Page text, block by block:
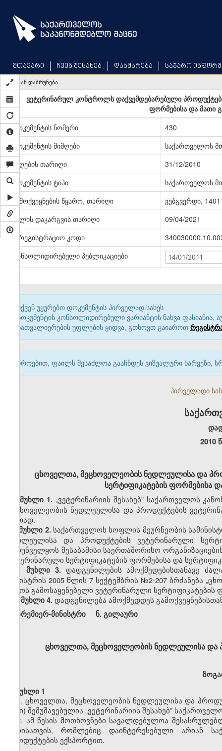
main
content
მთავარი ჩვენ შესახებ დახმარება საჯარო
უკან დაბრუნება
ვეტერინარულ კონტროლს დაქვემდებარებული
ფორმებისა და მათი
დოკუმენტის ნომერი
430
დოკუმენტის მიმღები
საქართველოს
მიღების თარიღი
31/12/2010
დოკუმენტის ტიპი
საქართველოს
გამოქვეყნების წყარო, თარიღი
ვებგვერდი,
ძალის დაკარგვის თარიღი
09/04/2021
სარეგისტრაციო კოდი
კონსოლიდირებული პუბლიკაციები
14/01/2011
თქვენ უყურებთ დოკუმენტის პირველად სახეს
დოკუმენტის კონსოლიდირებული ვარიანტის ნახვა ფასიანია,
დათვალიერების უფლების ყიდვა, გთხოვთ გაიაროთ
დროებით, ფაილს შესაძლოა გააჩნდეს ვიზუალური ხარვეზი,
პირველადი
2010
ცხოველთა, მეცხოველეობის ნედლეულისა და
სერტიფიკატების ფორმებისა
მუხლი 1. „ვეტერინარიის შესახებ” საქართველოს
მეცხოველეობის ნედლეულისა და პროდუქტების
ერთად.
მუხლი 2. საქართველოს სოფლის მეურნეობის
ნედლეულისა და პროდუქტების ვეტერინარული
უზრუნველყოს შესაბამისი საერთაშორისო
ვეტერინარული სერტიფიკატების ფორმებისა და
მუხლი 3. დადგენილების ამოქმედებისთანავე
მინისტრის 2005 წლის 7 სექტემბრის №2-207 ბრძანება
დროს გამოსაყენებელი ვეტერინარული სერტიფიკატების
მუხლი 4. დადგენილება ამოქმედდეს
პრემიერ-მინისტრი ნ. გილაური
ცხოველთა, მეცხოველეობის ნედლეულისა და
მუხლი 1
1. ცხოველთა, მეცხოველეობის ნედლეულისა და
წესი) შემუშავებულია „ვეტერინარიის შესახებ”
2. ამ წესის მოთხოვნები სავალდებულოა
პირისათვის, რომლებიც დაინტერესებული არიან
პროდუქტების ექსპორტით.